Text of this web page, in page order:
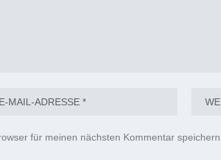
für meinen nächsten Kommentar speichern.